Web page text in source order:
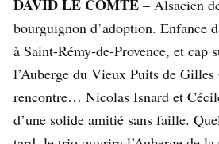
DAVID LE COMTE – Alsacien
bourguignon d’adoption. Enfance
à Saint-Rémy-de-Provence, et cap
l’Auberge du Vieux Puits de
rencontre… Nicolas Isnard et
d’une solide amitié sans faille.